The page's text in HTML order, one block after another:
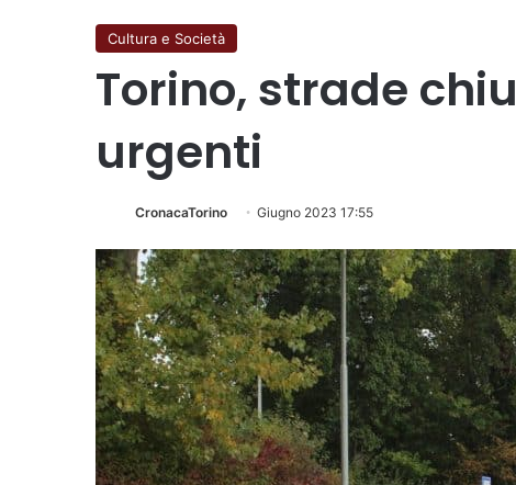
Cultura e Società
Torino, strade
urgenti
CronacaTorino Giugno 2023 17:55